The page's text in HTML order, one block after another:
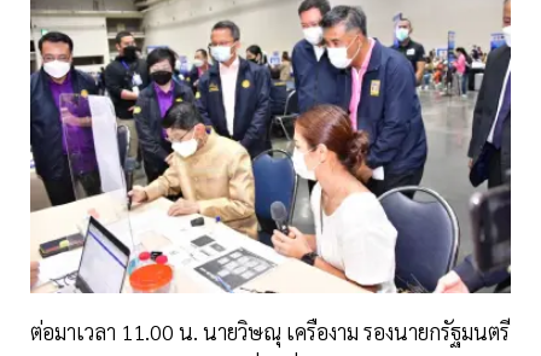
ต่อมาเวลา 11.00 น. นายวิษณุ เครืองาม รองนายกรัฐมนตรี